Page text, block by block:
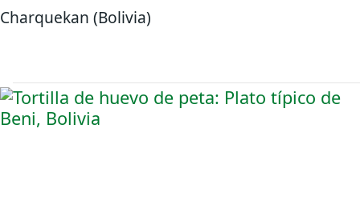
Charquekan (Bolivia)